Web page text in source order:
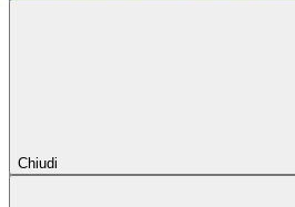
Chiudi